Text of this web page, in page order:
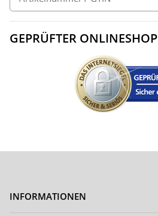
GEPRÜFTER ONLINESHOP
INFORMATIONEN